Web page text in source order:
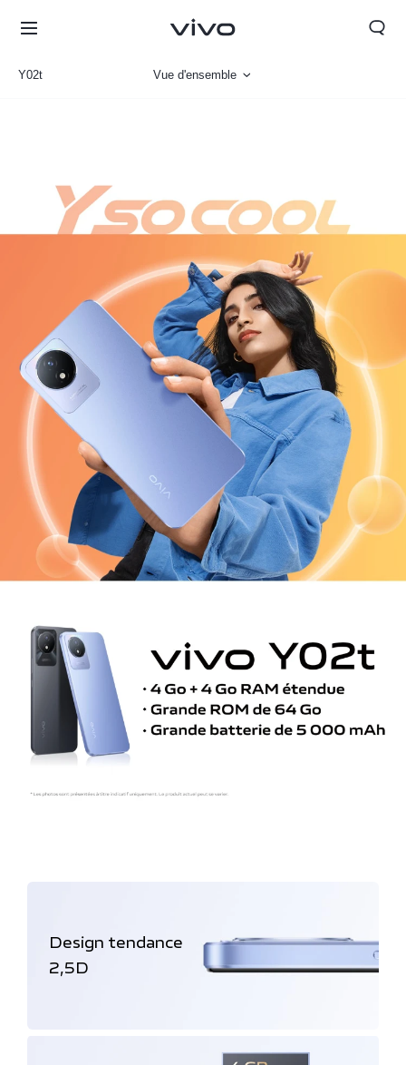
Morocco | Veuillez sélectionner le pays/la région
Y02t Vue d'ensemble
Design tendance
2,5D